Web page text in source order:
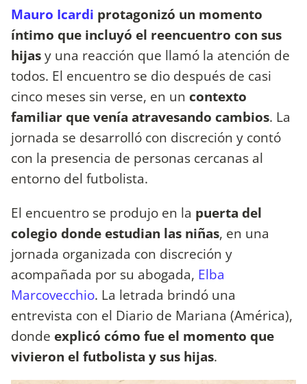
Mauro Icardi protagonizó un momento
íntimo que incluyó el reencuentro con sus
hijasy una reacción que llamó la atención de
todos. El encuentro se dio después de casi
cinco meses sin verse, en un contexto
familiar que venía atravesando cambios. La
jornada se desarrolló con discreción y contó
con la presencia de personas cercanas al
entorno del futbolista.
El encuentro se produjo en la puerta del
colegio donde estudian las niñas, en una
jornada organizada con discreción y
acompañada por su abogada, Elba
Marcovecchio. La letrada brindó una
entrevista con el Diario de Mariana (América),
donde explicó cómo fue el momento que
vivieron el futbolista y sus hijas.